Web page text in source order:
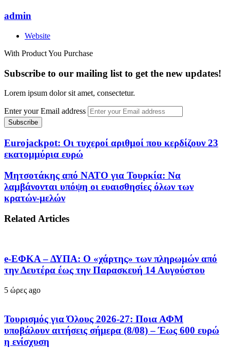
admin
Website
With Product You Purchase
Subscribe to our mailing list to get the new updates!
Lorem ipsum dolor sit amet, consectetur.
Enter your Email address
Eurojackpot: Οι τυχεροί αριθμοί που κερδίζουν 23
εκατομμύρια ευρώ
Μητσοτάκης από ΝΑΤΟ για Τουρκία: Να
λαμβάνονται υπόψη οι ευαισθησίες όλων των
κρατών-μελών
Related Articles
e-ΕΦΚΑ – ΔΥΠΑ: Ο «χάρτης» των πληρωμών από
την Δευτέρα έως την Παρασκευή 14 Αυγούστου
5 ώρες ago
Τουρισμός για Όλους 2026-27: Ποια ΑΦΜ
υποβάλουν αιτήσεις σήμερα (8/08) – Έως 600 ευρώ
η ενίσχυση